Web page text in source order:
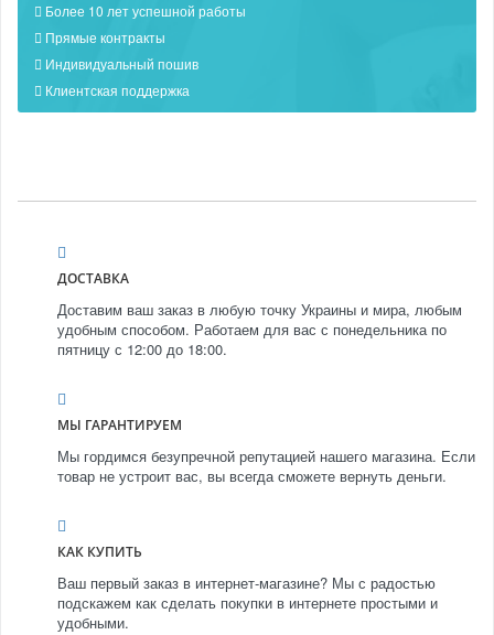
Более 10 лет успешной работы
Прямые контракты
Индивидуальный пошив
Клиентская поддержка
ДОСТАВКА
Доставим ваш заказ в любую точку Украины и мира, любым
удобным способом. Работаем для вас с понедельника по
пятницу с 12:00 до 18:00.
МЫ ГАРАНТИРУЕМ
Мы гордимся безупречной репутацией нашего магазина. Если
товар не устроит вас, вы всегда сможете вернуть деньги.
КАК КУПИТЬ
Ваш первый заказ в интернет-магазине? Мы с радостью
подскажем как сделать покупки в интернете простыми и
удобными.